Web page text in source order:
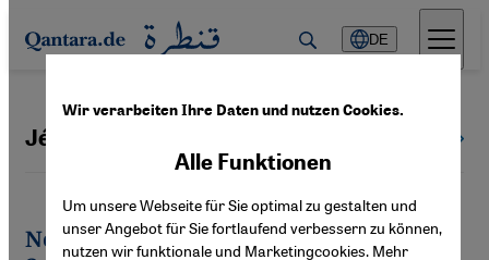
Direkt zum Inhalt springen
DE
Jéronimo Louis Samuel Barbin
Neueste Artikel von Jéronimo Louis
Wir verarbeiten Ihre Daten und nutzen Cookies.
Alle Funktionen
Um unsere Webseite für Sie optimal zu gestalten und
unser Angebot für Sie fortlaufend verbessern zu können,
nutzen wir funktionale und Marketingcookies. Mehr